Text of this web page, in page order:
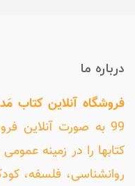
درباره ما
فروشگاه آنلاین
99 به صورت آنلاین
کتابها را در زمینه
روانشناسی، فلسفه،